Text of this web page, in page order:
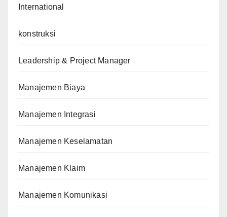
International
konstruksi
Leadership & Project Manager
Manajemen Biaya
Manajemen Integrasi
Manajemen Keselamatan
Manajemen Klaim
Manajemen Komunikasi